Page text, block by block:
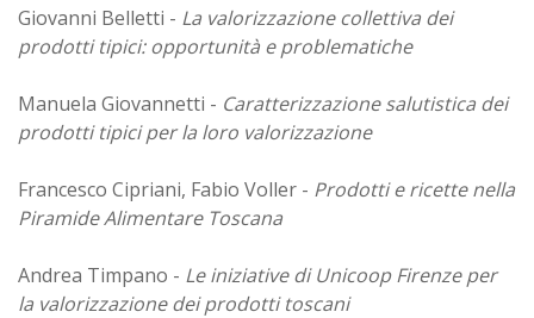
Giovanni Belletti - La valorizzazione collettiva dei
prodotti tipici: opportunità e problematiche
Manuela Giovannetti - Caratterizzazione salutistica dei
prodotti tipici per la loro valorizzazione
Francesco Cipriani, Fabio Voller - Prodotti e ricette nella
Piramide Alimentare Toscana
Andrea Timpano - Le iniziative di Unicoop Firenze per
la valorizzazione dei prodotti toscani